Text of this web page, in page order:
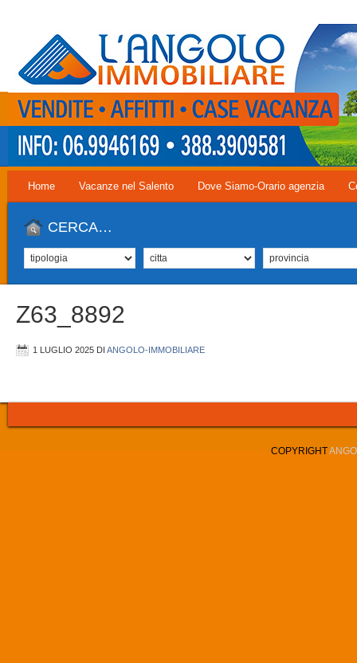
Home Vacanze nel Salento Dove Siamo-Orario agenzia
CERCA…
Z63_8892
1 LUGLIO 2025 DI ANGOLO-IMMOBILIARE
COPYRIGHT